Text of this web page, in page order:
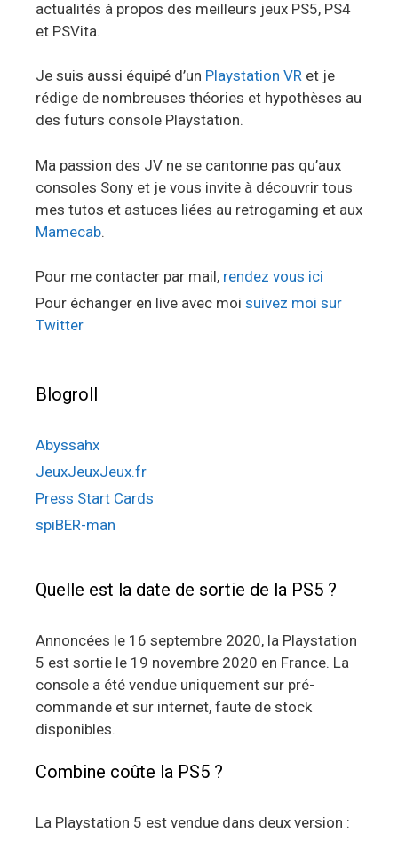
actualités à propos des meilleurs jeux PS5, PS4
et PSVita.
Je suis aussi équipé d’un Playstation VR et je
rédige de nombreuses théories et hypothèses au
des futurs console Playstation.
Ma passion des JV ne se cantonne pas qu’aux
consoles Sony et je vous invite à découvrir tous
mes tutos et astuces liées au retrogaming et aux
Mamecab.
Pour me contacter par mail, rendez vous ici
Pour échanger en live avec moi suivez moi sur
Twitter
Blogroll
Abyssahx
JeuxJeuxJeux.fr
Press Start Cards
spiBER-man
Quelle est la date de sortie de la PS5 ?
Annoncées le 16 septembre 2020, la Playstation
5 est sortie le 19 novembre 2020 en France. La
console a été vendue uniquement sur pré-
commande et sur internet, faute de stock
disponibles.
Combine coûte la PS5 ?
La Playstation 5 est vendue dans deux version :